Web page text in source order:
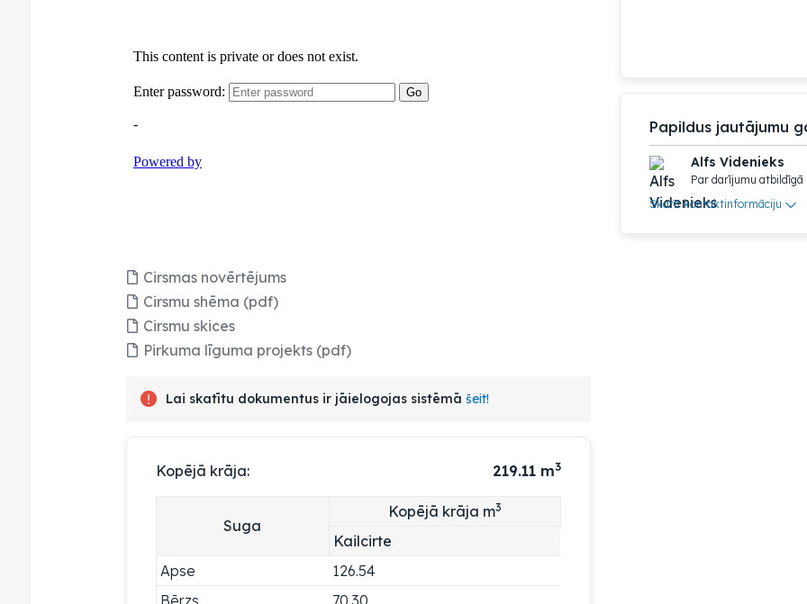
Cirsmas novērtējums
Cirsmu shēma (pdf)
Cirsmu skices
Pirkuma līguma projekts (pdf)
Lai skatītu dokumentus ir jāielogojas sistēmā šeit!
Kopējā krāja: 219.11 m3
Suga
Kopējā krāja m3
Kailcirte
Apse
126.54
Bērzs
70.30
Papildus jautājumu
Alfs Videnieks
Par darījumu atbildīgā
Skatīt kontaktinformāciju